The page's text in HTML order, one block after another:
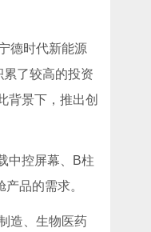
德时代新能源
了较高的投资
背景下，推出创
中控屏幕、B柱
品的需求。
造、生物医药